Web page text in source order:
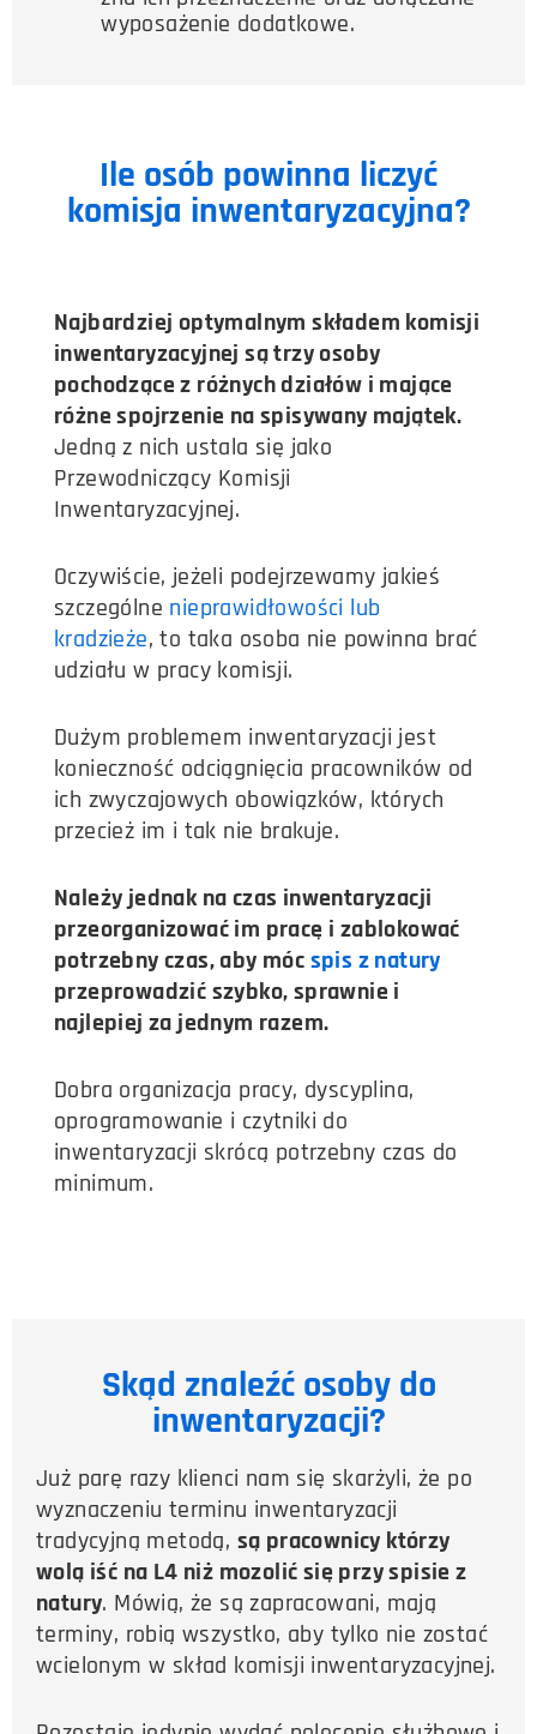
wyposażenie dodatkowe.
Ile osób powinna liczyć
komisja inwentaryzacyjna?​
Najbardziej optymalnym składem komisji
inwentaryzacyjnej są trzy osoby
pochodzące z różnych działów i mające
różne spojrzenie na spisywany majątek.
Jedną z nich ustala się jako
Przewodniczący Komisji
Inwentaryzacyjnej.
Oczywiście, jeżeli podejrzewamy jakieś
szczególne nieprawidłowości lub
kradzieże, to taka osoba nie powinna brać
udziału w pracy komisji.
Dużym problemem inwentaryzacji jest
konieczność odciągnięcia pracowników od
ich zwyczajowych obowiązków, których
przecież im i tak nie brakuje.
Należy jednak na czas inwentaryzacji
przeorganizować im pracę i zablokować
potrzebny czas, aby mócspis z natury
przeprowadzić szybko, sprawnie i
najlepiej za jednym razem.
Dobra organizacja pracy, dyscyplina,
oprogramowanie i czytniki do
inwentaryzacji skrócą potrzebny czas do
minimum.
Skąd znaleźć osoby do
inwentaryzacji?
Już parę razy klienci nam się skarżyli, że po
wyznaczeniu terminu inwentaryzacji
tradycyjną metodą, są pracownicy którzy
wolą iść na L4 niż mozolić się przy spisie z
natury. Mówią, że są zapracowani, mają
terminy, robią wszystko, aby tylko nie zostać
wcielonym w skład komisji inwentaryzacyjnej.